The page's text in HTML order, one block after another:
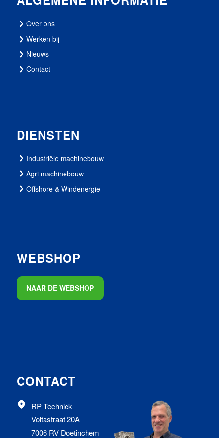
Over ons
Werken bij
Nieuws
Contact
DIENSTEN
Industriële machinebouw
Agri machinebouw
Offshore & Windenergie
WEBSHOP
NAAR DE WEBSHOP
CONTACT
RP Techniek
Voltastraat 20A
7006 RV Doetinchem